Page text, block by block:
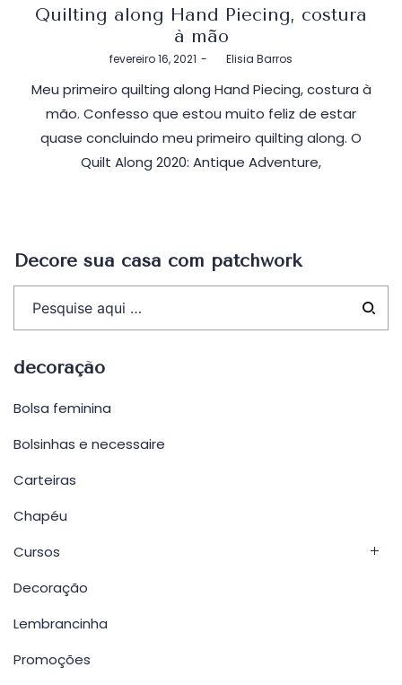
Quilting along Hand Piecing, costura
à mão
Postado
fevereiro 16, 2021 byElisia Barros
Meu primeiro quilting along Hand Piecing, costura à
mão. Confesso que estou muito feliz de estar
quase concluindo meu primeiro quilting along. O
Quilt Along 2020: Antique Adventure,
Decore sua casa com patchwork
decoração
Bolsa feminina
Bolsinhas e necessaire
Carteiras
Chapéu
Cursos
Decoração
Lembrancinha
Promoções